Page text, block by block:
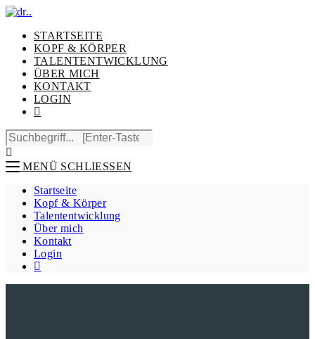
STARTSEITE
KOPF & KÖRPER
TALENTENTWICKLUNG
ÜBER MICH
KONTAKT
LOGIN
MENÜ SCHLIESSEN
Startseite
Kopf & Körper
Talententwicklung
Über mich
Kontakt
Login